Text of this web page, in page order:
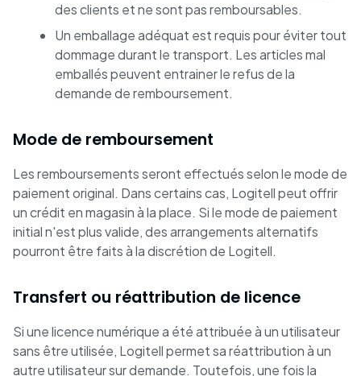
des clients et ne sont pas remboursables.
Un emballage adéquat est requis pour éviter tout
dommage durant le transport. Les articles mal
emballés peuvent entrainer le refus de la
demande de remboursement.
Mode de remboursement
Les remboursements seront effectués selon le mode de
paiement original. Dans certains cas, Logitell peut offrir
un crédit en magasin à la place. Si le mode de paiement
initial n'est plus valide, des arrangements alternatifs
pourront être faits à la discrétion de Logitell.
Transfert ou réattribution de licence
Si une licence numérique a été attribuée à un utilisateur
sans être utilisée, Logitell permet sa réattribution à un
autre utilisateur sur demande. Toutefois, une fois la